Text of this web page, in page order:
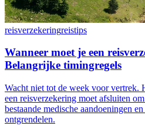
reisverzekeringreistips
Wanneer moet je een
Belangrijke timingregels
Wacht niet tot de week voor vertrek.
een reisverzekering moet afsluiten
bestaande medische aandoeningen
ontgrendelen.